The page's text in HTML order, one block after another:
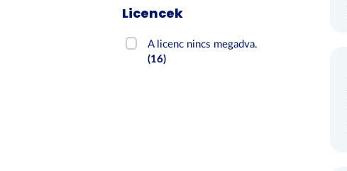
Licencek
A licenc nincs megadva.
(16)